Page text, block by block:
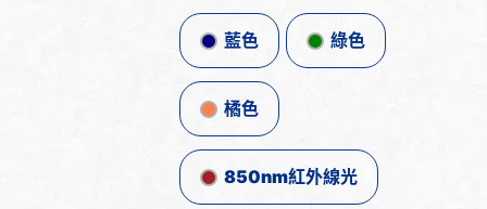
藍色 綠色
橘色
850nm紅外線光